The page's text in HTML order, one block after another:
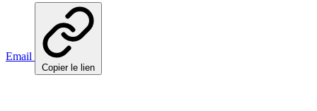
Email
Copier le lien